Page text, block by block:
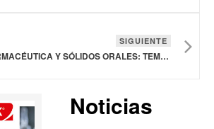
SIGUIENTE
INVESTIGACIÓN FARMACÉUTICA Y SÓLIDOS ORALES: TEMAS A EXPONER EN FARMAFORUM DOMINICANA
Noticias